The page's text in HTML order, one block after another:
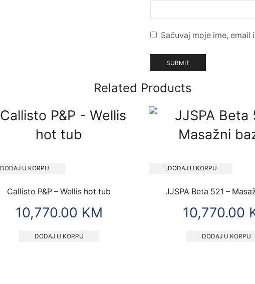
Sačuvaj moje ime,
Related Products
DODAJ U KORPU
Callisto P&P – Wellis hot tub
10,770.00 KM
DODAJ U KORPU
DODAJ U KORPU
JJSPA Beta 521 –
10,770.00
DODAJ U KORPU